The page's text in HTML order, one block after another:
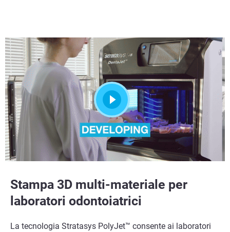
Stampa 3D multi-materiale per
laboratori odontoiatrici
La tecnologia Stratasys PolyJet™ consente ai laboratori